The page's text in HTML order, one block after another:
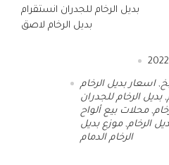
بديل الرخام للجدران انستقرام
بديل الرخام لاصق
,اسعار بديل الرخام
,بديل الرخام للجدران
,محلات بيع ألواح
الرخام,موزع بديل
الرخام الدمام